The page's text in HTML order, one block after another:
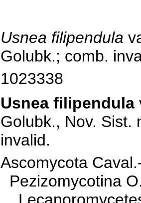
Usnea filipendula
Golubk.; comb.
1023338
Usnea filipendula
Golubk., Nov. Sist.
invalid.
Ascomycota
Pezizomycotina